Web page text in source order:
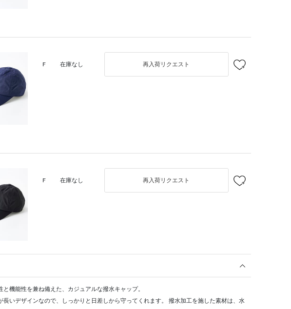
F 在庫なし 再入荷リクエスト
F 在庫なし 再入荷リクエスト
と機能性を兼ね備えた、カジュアルな撥水キャップ。
長いデザインなので、しっかりと日差しから守ってくれます。 撥水加工を施した素材は、水